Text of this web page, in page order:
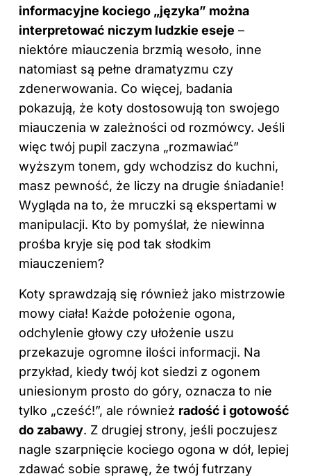
informacyjne kociego „języka” można
interpretować niczym ludzkie eseje –
niektóre miauczenia brzmią wesoło, inne
natomiast są pełne dramatyzmu czy
zdenerwowania. Co więcej, badania
pokazują, że koty dostosowują ton swojego
miauczenia w zależności od rozmówcy. Jeśli
więc twój pupil zaczyna „rozmawiać”
wyższym tonem, gdy wchodzisz do kuchni,
masz pewność, że liczy na drugie śniadanie!
Wygląda na to, że mruczki są ekspertami w
manipulacji. Kto by pomyślał, że niewinna
prośba kryje się pod tak słodkim
miauczeniem?
Koty sprawdzają się również jako mistrzowie
mowy ciała! Każde położenie ogona,
odchylenie głowy czy ułożenie uszu
przekazuje ogromne ilości informacji. Na
przykład, kiedy twój kot siedzi z ogonem
uniesionym prosto do góry, oznacza to nie
tylko „cześć!”, ale również radość i gotowość
do zabawy. Z drugiej strony, jeśli poczujesz
nagle szarpnięcie kociego ogona w dół, lepiej
zdawać sobie sprawę, że twój futrzany